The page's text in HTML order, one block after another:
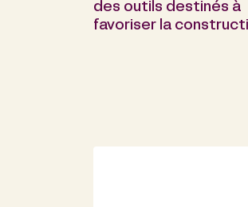
des outils destinés à
favoriser la